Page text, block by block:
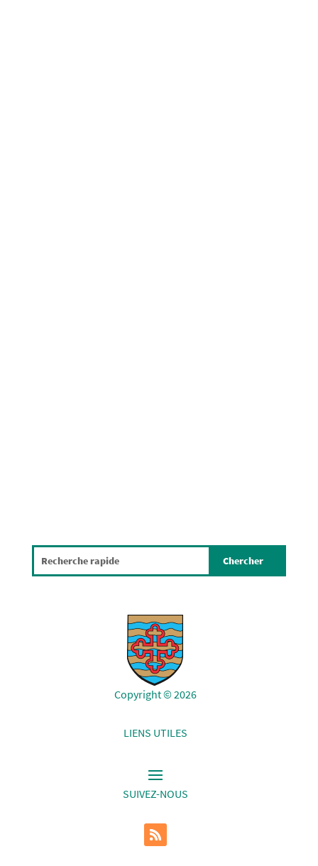
Copyright © 2026
LIENS UTILES
SUIVEZ-NOUS